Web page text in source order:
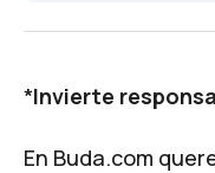
*Invierte
En Buda.com